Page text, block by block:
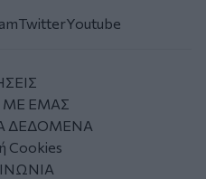
TwitterYoutube
ΜΕ ΕΜΑΣ
ΔΕΔΟΜΕΝΑ
Cookies